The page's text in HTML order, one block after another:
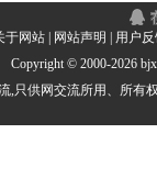
于网站 网站声明
用户
Copyright © 2000-2026
,只供网交流所用、所有